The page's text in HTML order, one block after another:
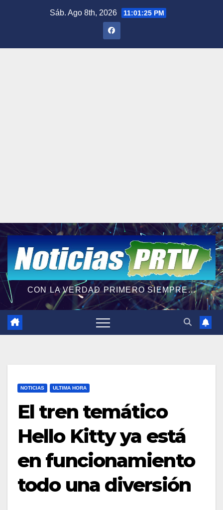
Sáb. Ago 8th, 2026 11:01:26 PM
CON LA VERDAD PRIMERO SIEMPRE...
NOTICIAS ULTIMA HORA
El tren temático
Hello Kitty ya está
en funcionamiento
todo una diversión